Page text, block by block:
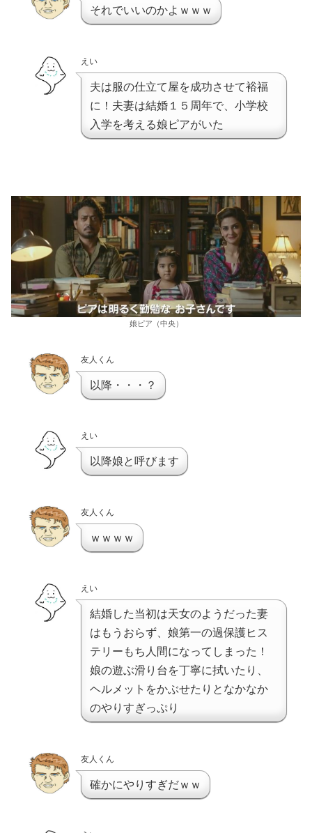
それでいいのかよｗｗｗ
えい
夫は服の仕立て屋を成功させて裕福
に！夫妻は結婚１５周年で、小学校
入学を考える娘ピアがいた
娘ピア（中央）
友人くん
以降・・・？
えい
以降娘と呼びます
友人くん
ｗｗｗｗ
えい
結婚した当初は天女のようだった妻
はもうおらず、娘第一の過保護ヒス
テリーもち人間になってしまった！
娘の遊ぶ滑り台を丁寧に拭いたり、
ヘルメットをかぶせたりとなかなか
のやりすぎっぷり
友人くん
確かにやりすぎだｗｗ